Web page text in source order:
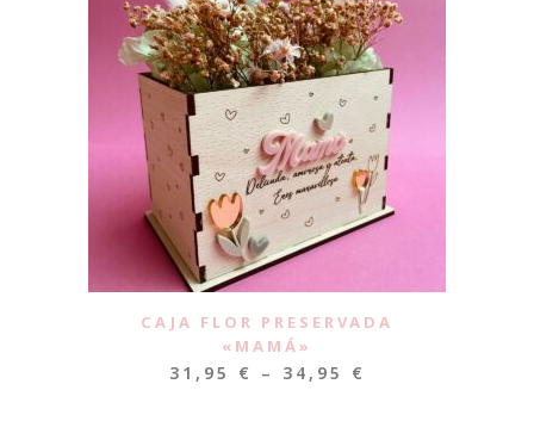
CAJA FLOR PRESERVADA
«MAMÁ»
31,95 € – 34,95 €